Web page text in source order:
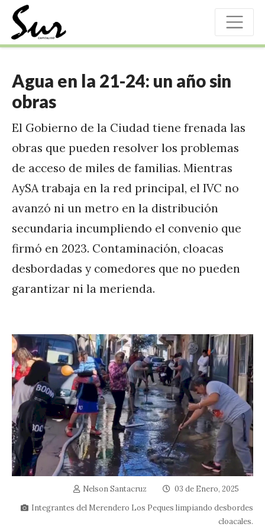
Agua en la 21-24: un año sin
obras
El Gobierno de la Ciudad tiene frenada las
obras que pueden resolver los problemas
de acceso de miles de familias. Mientras
AySA trabaja en la red principal, el IVC no
avanzó ni un metro en la distribución
secundaria incumpliendo el convenio que
firmó en 2023. Contaminación, cloacas
desbordadas y comedores que no pueden
garantizar ni la merienda.
Nelson Santacruz
03 de Enero, 2025
Integrantes del Merendero Los Peques limpiando desbordes
cloacales.